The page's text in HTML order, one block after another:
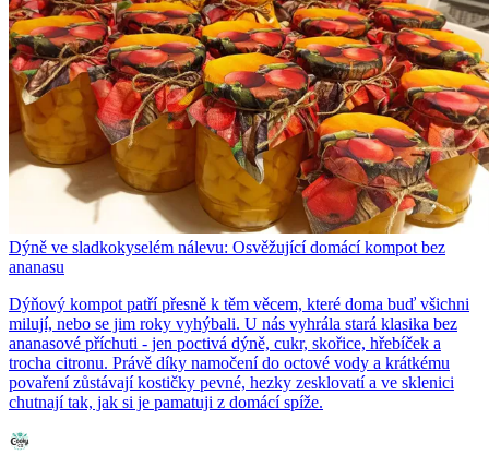
Dýně ve sladkokyselém nálevu: Osvěžující domácí kompot bez
ananasu
Dýňový kompot patří přesně k těm věcem, které doma buď všichni
milují, nebo se jim roky vyhýbali. U nás vyhrála stará klasika bez
ananasové příchuti - jen poctivá dýně, cukr, skořice, hřebíček a
trocha citronu. Právě díky namočení do octové vody a krátkému
povaření zůstávají kostičky pevné, hezky zesklovatí a ve sklenici
chutnají tak, jak si je pamatuji z domácí spíže.